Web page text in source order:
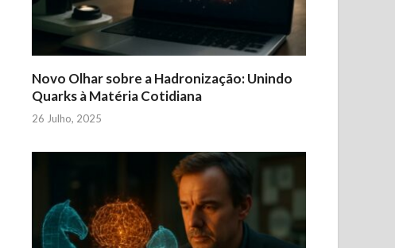
Novo Olhar sobre a Hadronização: Unindo
Quarks à Matéria Cotidiana
26 Julho, 2025